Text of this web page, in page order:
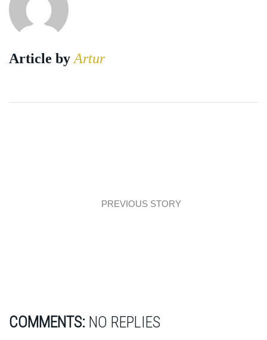
Article byArtur
PREVIOUS STORY
COMMENTS: NO REPLIES